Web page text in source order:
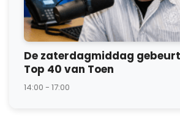
De zaterdagmiddag
Top 40 van Toen
14:00 - 17:00